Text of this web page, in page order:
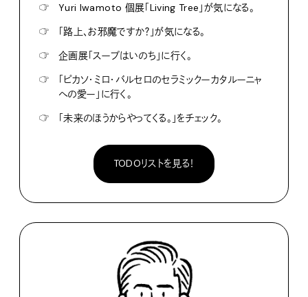
☞
Yuri Iwamoto 個展「Living Tree」が気になる。
☞
「路上、お邪魔ですか？」が気になる。
☞
企画展「スープはいのち」に行く。
☞
「ピカソ・ミロ・バルセロのセラミックーカタルーニャ
への愛ー」に行く。
☞
「未来のほうからやってくる。」をチェック。
TODOリストを見る！